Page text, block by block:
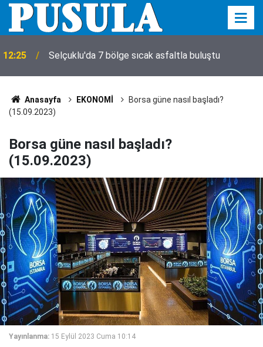
12:12 Öğrenci affı Resmi Gazete'de! İşte detaylar
Anasayfa EKONOMİ
Borsa güne nasıl başladı?
(15.09.2023)
Borsa güne nasıl başladı?
(15.09.2023)
Yayınlanma: 15 Eylül 2023 Cuma 10:14